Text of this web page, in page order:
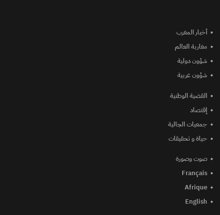
أخبار المغرب
مغاربة العالم
شؤون دولية
شؤون عربية
القضية الوطنية
إقتصاد
جمعيات الجالية
حياة و تحقيقات
صوت وصورة
Français
Afrique
English